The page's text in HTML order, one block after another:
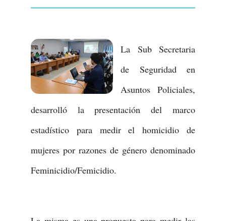
La Sub Secretaria
de Seguridad en
Asuntos Policiales,
desarrolló la presentación del marco
estadístico para medir el homicidio de
mujeres por razones de género denominado
Feminicidio/Femicidio.